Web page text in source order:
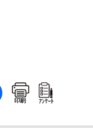
印刷 ｱﾝｹｰﾄ